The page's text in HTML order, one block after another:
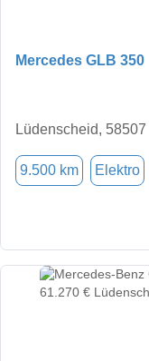
Mercedes GLB 350
Lüdenscheid, 58507
9.500 km Elektro